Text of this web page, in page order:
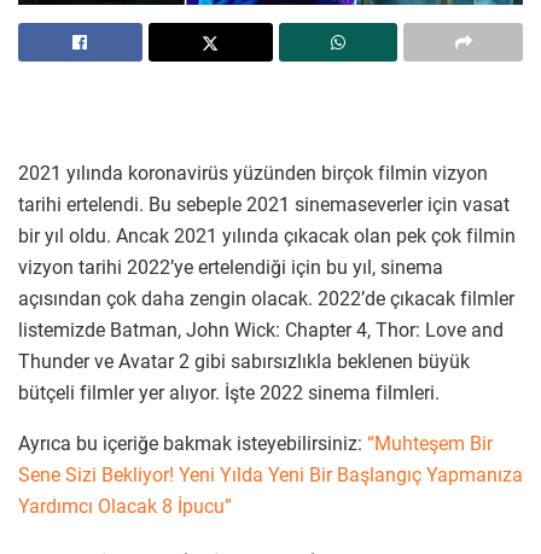
2021 yılında koronavirüs yüzünden birçok filmin vizyon
tarihi ertelendi. Bu sebeple 2021 sinemaseverler için vasat
bir yıl oldu. Ancak 2021 yılında çıkacak olan pek çok filmin
vizyon tarihi 2022’ye ertelendiği için bu yıl, sinema
açısından çok daha zengin olacak. 2022’de çıkacak filmler
listemizde Batman, John Wick: Chapter 4, Thor: Love and
Thunder ve Avatar 2 gibi sabırsızlıkla beklenen büyük
bütçeli filmler yer alıyor. İşte 2022 sinema filmleri.
Ayrıca bu içeriğe bakmak isteyebilirsiniz: “Muhteşem Bir
Sene Sizi Bekliyor! Yeni Yılda Yeni Bir Başlangıç Yapmanıza
Yardımcı Olacak 8 İpucu”